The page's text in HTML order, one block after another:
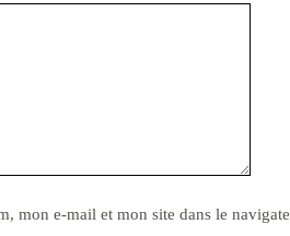
mon e-mail et mon site dans le